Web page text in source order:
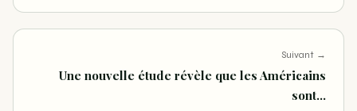
Suivant →
Une nouvelle étude révèle que les Américains
sont…